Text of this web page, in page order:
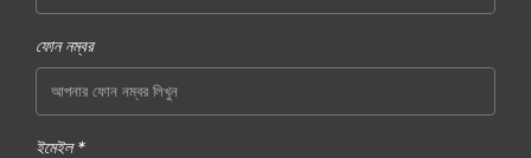
ফোন নম্বর
ইমেইল *